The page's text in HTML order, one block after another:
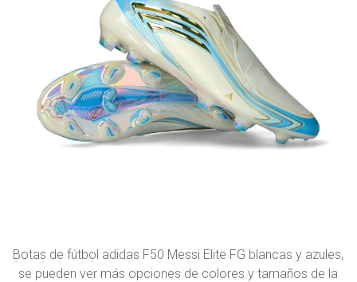
Botas de fútbol adidas F50 Messi Elite FG blancas y azules,
se pueden ver más opciones de colores y tamaños de la